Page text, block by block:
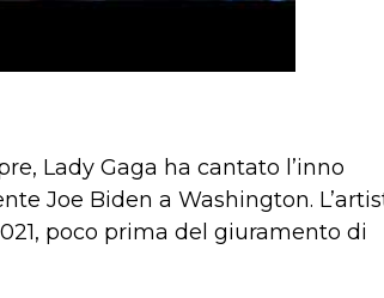
Lady Gaga ha cantato l’inno
Joe Biden a Washington.
poco prima del giuramento di